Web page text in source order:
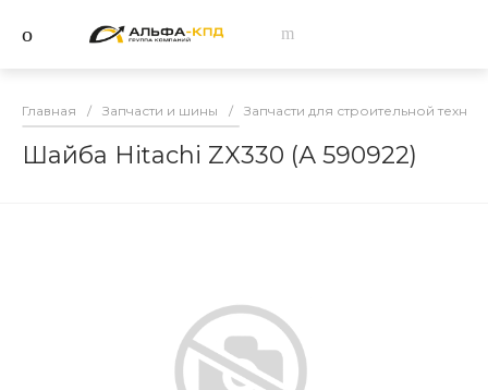
Главная / Запчасти и шины / Запчасти для строительной
Шайба Hitachi ZX330 (А 590922)